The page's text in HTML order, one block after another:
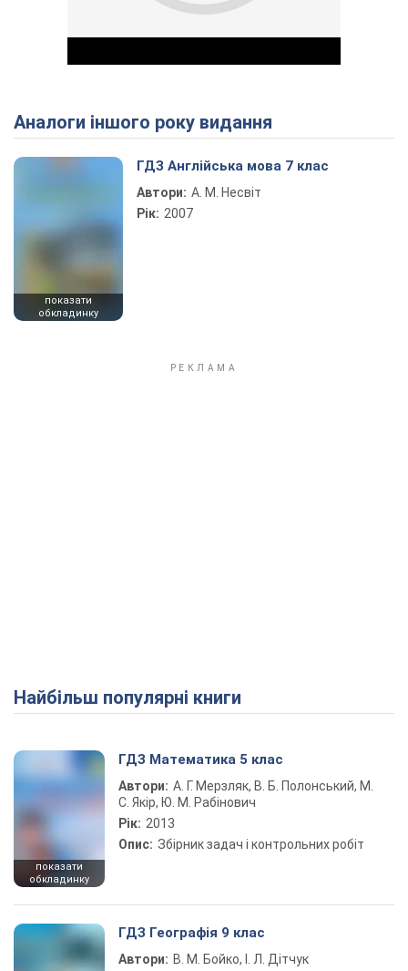
Play Video
Аналоги іншого року видання
показати
обкладинку
ГДЗ Англійська мова 7 клас
Автори: А. М. Несвіт
Рік: 2007
Найбільш популярні книги
показати
обкладинку
ГДЗ Математика 5 клас
Автори: А. Г. Мерзляк, В. Б. Полонський, М.
С. Якір, Ю. М. Рабінович
Рік: 2013
Опис: Збірник задач і контрольних робіт
ГДЗ Географія 9 клас
Автори: В. М. Бойко, І. Л. Дітчук